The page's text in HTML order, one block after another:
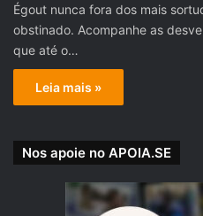
Égout nunca fora dos mais
obstinado. Acompanhe as
que até o…
Leia mais »
Nos apoie no APOIA.SE